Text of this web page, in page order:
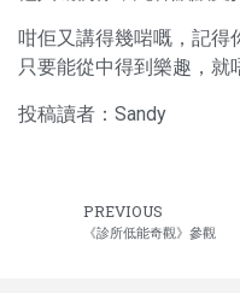
咁佢又講得幾啱嘅，記得
只要能從中得到樂趣，就
投稿讀者：Sandy
PREVIOUS
《診所低能奇觀》參觀